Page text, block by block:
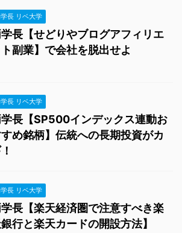
長 リベ大学
長【せどりやブログアフィリエ
副業】で会社を脱出せよ
長 リベ大学
長【SP500インデックス連動お
め銘柄】伝統への長期投資がカ
長 リベ大学
長【楽天経済圏で注意すべき楽
行と楽天カードの開設方法】